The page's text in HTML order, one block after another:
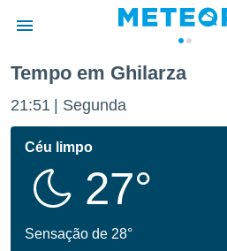
da
foi
fornecidas
a este
Tempo em Ghilarza
21:51 Segunda
Céu limpo
27°
Sensação de 28°